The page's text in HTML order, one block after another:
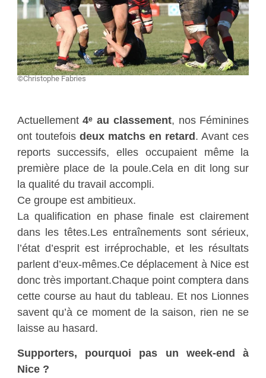
©Christophe Fabries
Actuellement4ᵉ au classement, nos Féminines
ont toutefois deux matchs en retard. Avant ces
reports successifs, elles occupaient même la
première place de la poule.Cela en dit long sur
la qualité du travail accompli.
Ce groupe est ambitieux.
La qualification en phase finale est clairement
dans les têtes.Les entraînements sont sérieux,
l’état d’esprit est irréprochable, et les résultats
parlent d’eux-mêmes.Ce déplacement à Nice est
donc très important.Chaque point comptera dans
cette course au haut du tableau. Et nos Lionnes
savent qu’à ce moment de la saison, rien ne se
laisse au hasard.
Supporters, pourquoi pas un week-end à
Nice ?